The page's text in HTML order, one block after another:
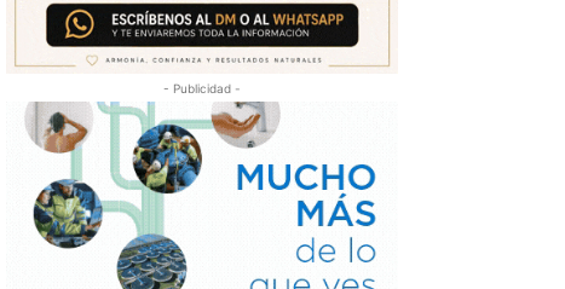
- Publicidad -